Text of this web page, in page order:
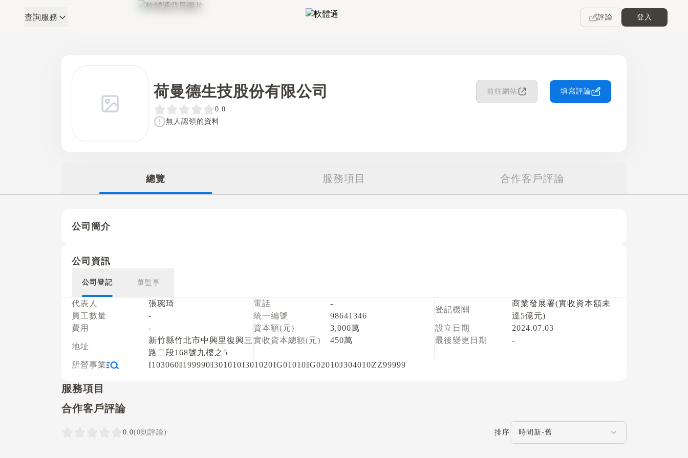
軟體通
查詢服務 評論 登入
荷曼德生技股份有限公司 前往網站 填寫評論
0.0
無人認領的資料
總覽 服務項目 合作客戶評論
公司簡介
公司資訊
公司登記 董監事
代表人
張琬琦
員工數量
-
費用
-
地址
新竹縣竹北市中興里復興三
路二段168號九樓之5
電話
-
統一編號
98641346
資本額(元)
3,000萬
實收資本總額(元)
450萬
登記機關
商業發展署(實收資本額未
達5億元)
設立日期
2024.07.03
最後變更日期
-
所營事業 I103060I199990I301010I301020IG01010IG02010J304010ZZ99999
服務項目
合作客戶評論
0.0(0則評論) 排序
評論排序